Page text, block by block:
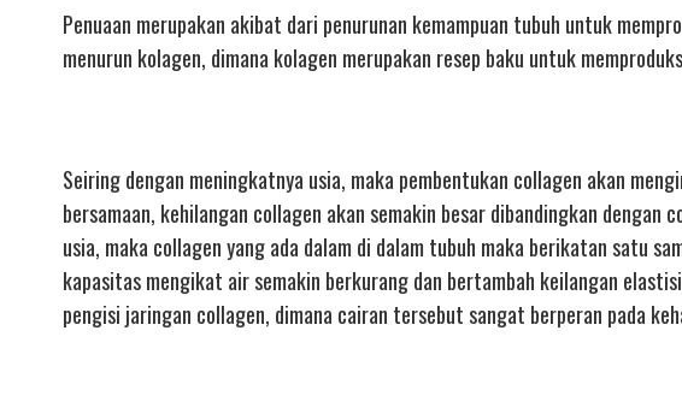
Penuaan merupakan akibat dari penurunan kemampuan tubuh untuk
menurun kolagen, dimana kolagen merupakan resep baku untuk
Seiring dengan meningkatnya usia, maka pembentukan collagen akan
bersamaan, kehilangan collagen akan semakin besar dibandingkan
usia, maka collagen yang ada dalam di dalam tubuh maka berikatan satu
kapasitas mengikat air semakin berkurang dan bertambah keilangan
pengisi jaringan collagen, dimana cairan tersebut sangat berperan pada